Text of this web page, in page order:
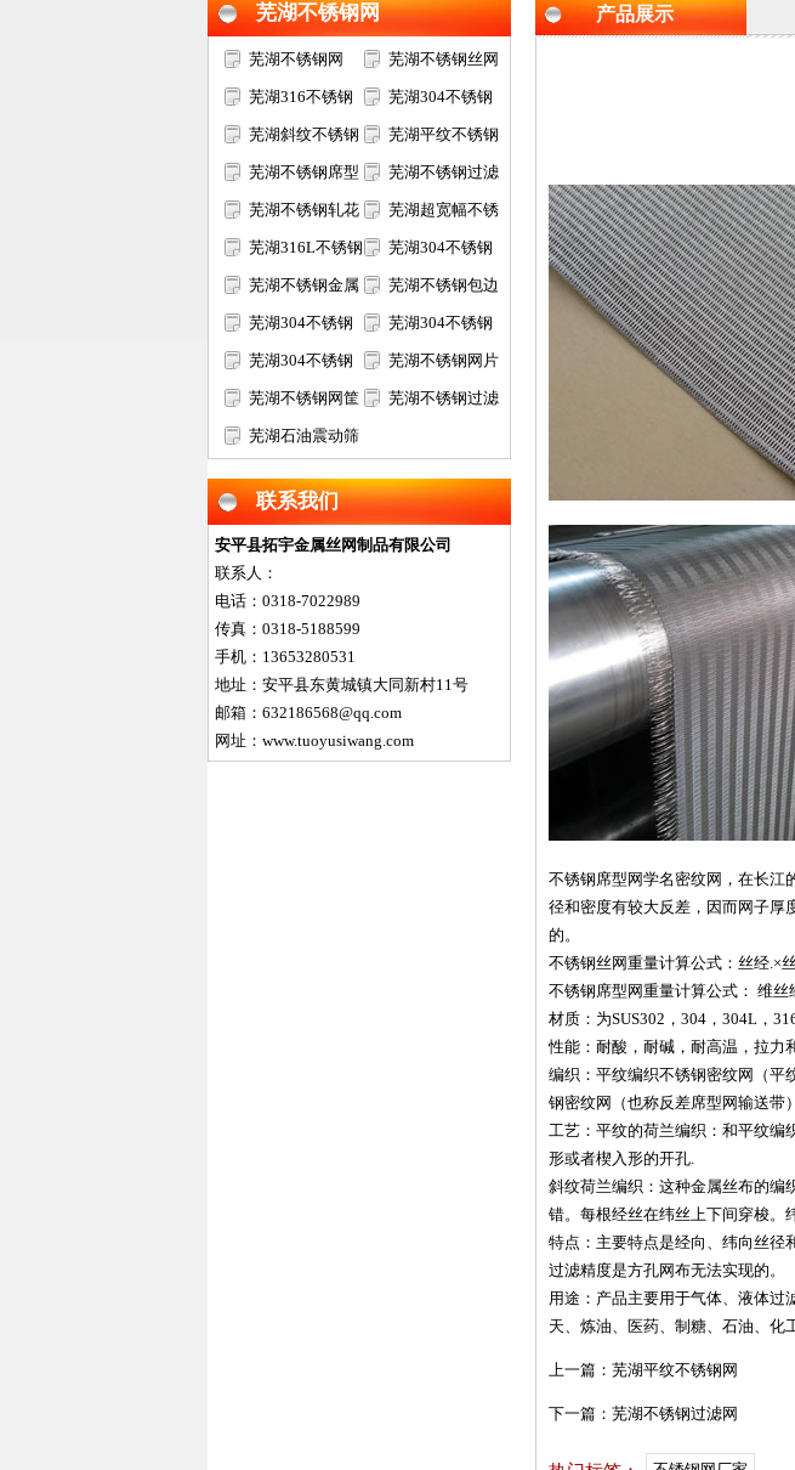
芜湖不锈钢网
芜湖不锈钢网 芜湖不锈钢丝网
芜湖316不锈钢
网
芜湖304不锈钢
网
芜湖斜纹不锈钢
网
芜湖平纹不锈钢
网
芜湖不锈钢席型
网
芜湖不锈钢过滤
网
芜湖不锈钢轧花
网
芜湖超宽幅不锈
钢网
芜湖316L不锈钢
网
芜湖304不锈钢
电焊网
芜湖不锈钢金属
装饰网
芜湖不锈钢包边
网片
芜湖304不锈钢
过滤网筒
芜湖304不锈钢
筛网
芜湖304不锈钢
矿筛网
芜湖不锈钢网片
芜湖不锈钢网筐
网篮
芜湖不锈钢过滤
芜湖石油震动筛
联系我们
安平县拓宇金属丝网制品有限公司
联系人：
电话：0318-7022989
传真：0318-5188599
手机：13653280531
地址：安平县东黄城镇大同新村11号
邮箱：632186568@qq.com
网址：www.tuoyusiwang.com
产品展示
不锈钢席型网学名密纹网，在长江
径和密度有较大反差，因而网子厚
的。
不锈钢丝网重量计算公式：丝经.×
不锈钢席型网重量计算公式： 维丝
材质：为SUS302，304，304L，
性能：耐酸，耐碱，耐高温，拉力
编织：平纹编织不锈钢密纹网（平
钢密纹网（也称反差席型网输送带
工艺：平纹的荷兰编织：和平纹编
形或者楔入形的开孔.
斜纹荷兰编织：这种金属丝布的编
错。每根经丝在纬丝上下间穿梭。
特点：主要特点是经向、纬向丝径
过滤精度是方孔网布无法实现的。
用途：产品主要用于气体、液体过
天、炼油、医药、制糖、石油、化
上一篇： 芜湖平纹不锈钢网
下一篇： 芜湖不锈钢过滤网